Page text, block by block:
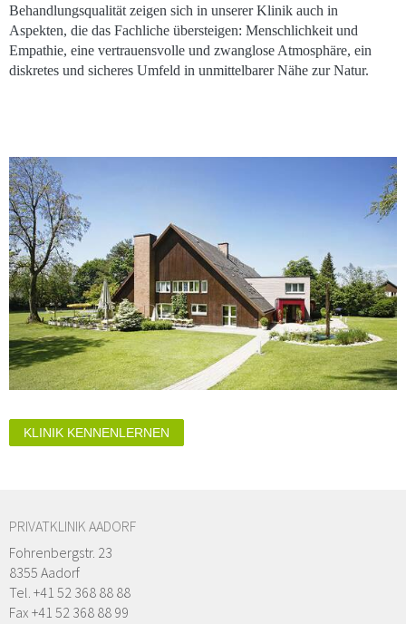
Behandlungsqualität zeigen sich in unserer Klinik auch in
Aspekten, die das Fachliche übersteigen: Menschlichkeit und
Empathie, eine vertrauensvolle und zwanglose Atmosphäre, ein
diskretes und sicheres Umfeld in unmittelbarer Nähe zur Natur.
KLINIK KENNENLERNEN
PRIVATKLINIK AADORF
Fohrenbergstr. 23
8355 Aadorf
Tel. +41 52 368 88 88
Fax +41 52 368 88 99